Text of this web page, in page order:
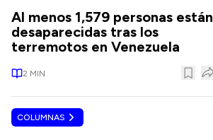
Al menos 1,579 personas están
desaparecidas tras los
terremotos en Venezuela
2 MIN
COLUMNAS